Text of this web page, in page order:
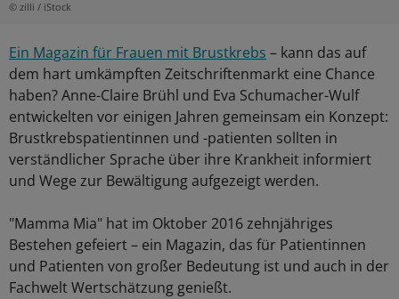
© zilli / iStock
Ein Magazin für Frauen mit Brustkrebs – kann das auf
dem hart umkämpften Zeitschriftenmarkt eine Chance
haben? Anne-Claire Brühl und Eva Schumacher-Wulf
entwickelten vor einigen Jahren gemeinsam ein Konzept:
Brustkrebspatientinnen und -patienten sollten in
verständlicher Sprache über ihre Krankheit informiert
und Wege zur Bewältigung aufgezeigt werden.
"Mamma Mia" hat im Oktober 2016 zehnjähriges
Bestehen gefeiert – ein Magazin, das für Patientinnen
und Patienten von großer Bedeutung ist und auch in der
Fachwelt Wertschätzung genießt.